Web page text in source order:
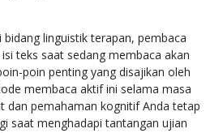
linguistik terapan, pembaca
teks saat sedang membaca akan
poin penting yang disajikan oleh
membaca aktif ini selama masa
dan pemahaman kognitif Anda tetap
saat menghadapi tantangan ujian